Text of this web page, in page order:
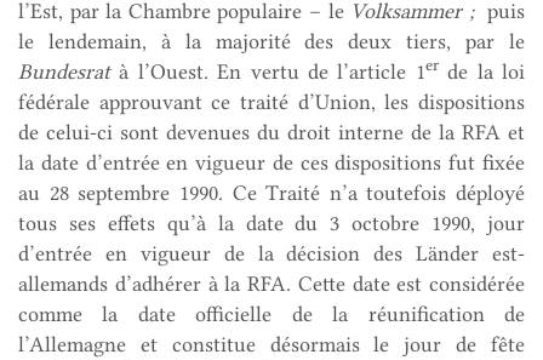
l’Est, par la Chambre populaire – le Volksammer ; puis
le lendemain, à la majorité des deux tiers, par le
Bundesratà l’Ouest. En vertu de l’article 1erde la loi
fédérale approuvant ce traité d’Union, les dispositions
de celui-ci sont devenues du droit interne de la RFA et
la date d’entrée en vigueur de ces dispositions fut fixée
au 28 septembre 1990. Ce Traité n’a toutefois déployé
tous ses effets qu’à la date du 3 octobre 1990, jour
d’entrée en vigueur de la décision des Länder est-
allemands d’adhérer à la RFA. Cette date est considérée
comme la date officielle de la réunification de
l’Allemagne et constitue désormais le jour de fête